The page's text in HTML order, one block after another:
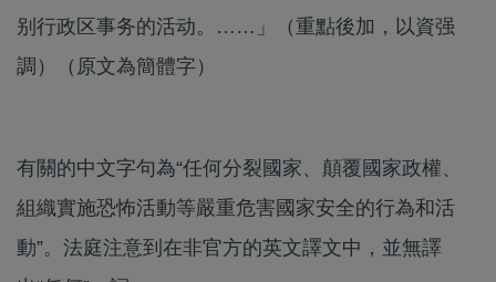
别行政区事务的活动。……」（重點後加，以資强
調）（原文為簡體字）
有關的中文字句為“任何分裂國家、顛覆國家政權、
組織實施恐怖活動等嚴重危害國家安全的行為和活
動”。法庭注意到在非官方的英文譯文中，並無譯